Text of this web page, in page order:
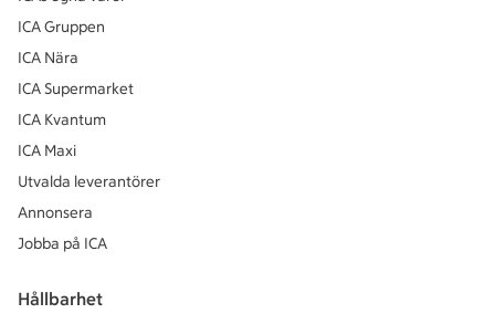
ICA Gruppen
ICA Nära
ICA Supermarket
ICA Kvantum
ICA Maxi
Utvalda leverantörer
Annonsera
Jobba på ICA
Hållbarhet